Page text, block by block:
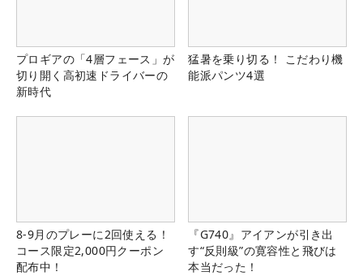
プロギアの「4層フェース」が
切り開く高初速ドライバーの
新時代
猛暑を乗り切る！ こだわり機
能派パンツ4選
8-9月のプレーに2回使える！
コース限定2,000円クーポン
配布中！
『G740』アイアンが引き出
す“反則級”の寛容性と飛びは
本当だった！